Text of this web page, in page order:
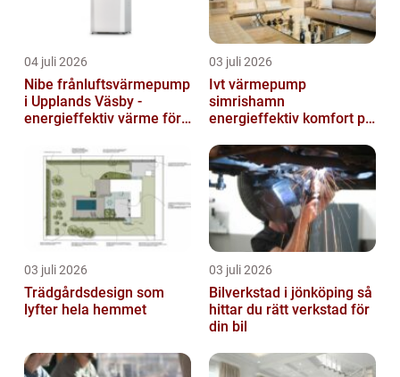
04 juli 2026
Nibe frånluftsvärmepump
i Upplands Väsby -
energieffektiv värme för
03 juli 2026
Ivt värmepump
simrishamn
energieffektiv komfort på
03 juli 2026
Trädgårdsdesign som
lyfter hela hemmet
03 juli 2026
Bilverkstad i jönköping så
hittar du rätt verkstad för
din bil